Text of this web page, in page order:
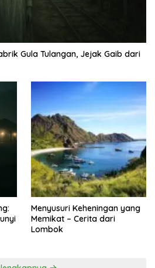
Gula Tulangan, Jejak Gaib dari
Menyusuri Keheningan yang
Memikat – Cerita dari
Lombok